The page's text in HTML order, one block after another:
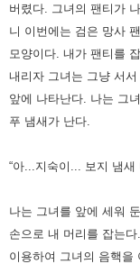
버렸다. 그녀의 팬티가
니 이번에는 검은 망사
모양이다. 내가 팬티를
내리자 그녀는 그냥 서
앞에 나타난다. 나는 그
푸 냄새가 난다.
“아...지숙이... 보지 냄
나는 그녀를 앞에 세워
손으로 내 머리를 잡는다.
이용하여 그녀의 음핵을